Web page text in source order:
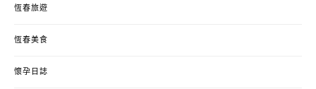
恆春旅遊
恆春美食
懷孕日誌